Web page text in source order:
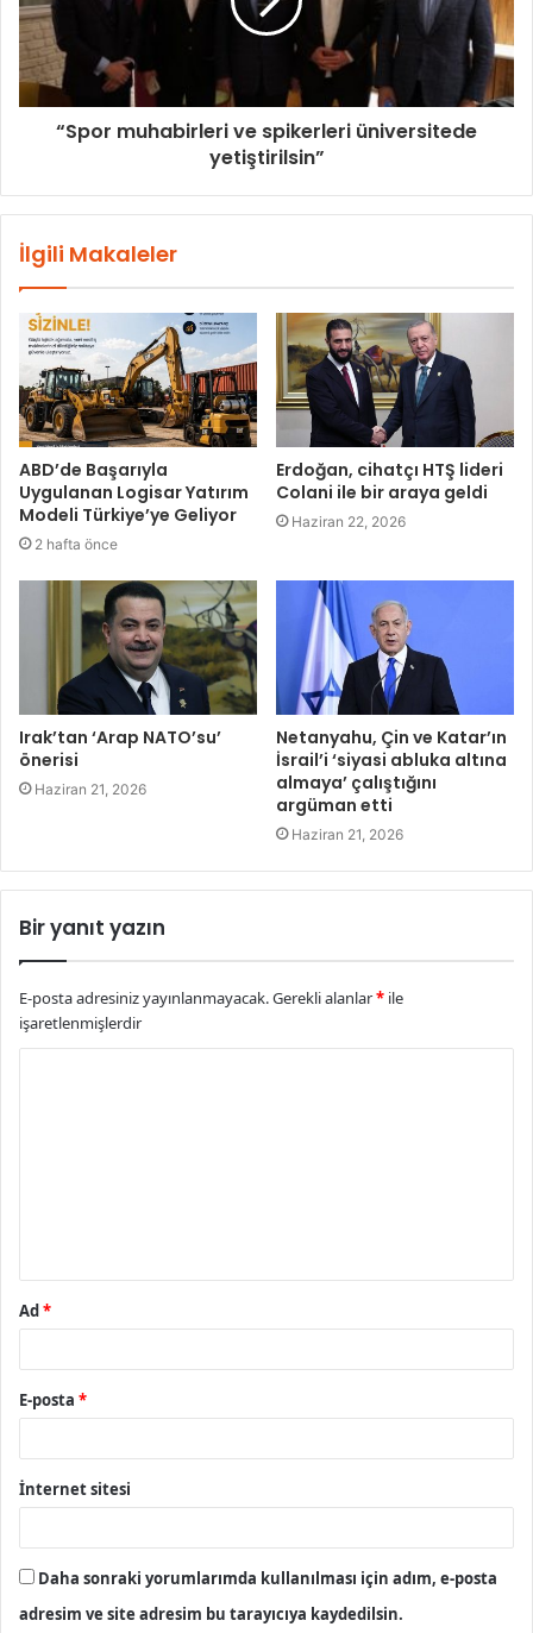
“Spor muhabirleri ve spikerleri üniversitede
yetiştirilsin”
İlgili Makaleler
ABD’de Başarıyla
Uygulanan Logisar Yatırım
Modeli Türkiye’ye Geliyor
2 hafta önce
Erdoğan, cihatçı HTŞ lideri
Colani ile bir araya geldi
Haziran 22, 2026
Irak’tan ‘Arap NATO’su’
önerisi
Haziran 21, 2026
Netanyahu, Çin ve Katar’ın
İsrail’i ‘siyasi abluka altına
almaya’ çalıştığını
argüman etti
Haziran 21, 2026
Bir yanıt yazın
E-posta adresiniz yayınlanmayacak.Gerekli alanlar* ile
işaretlenmişlerdir
Ad*
E-posta *
İnternet sitesi
Daha sonraki yorumlarımda kullanılması için adım, e-posta
adresim ve site adresim bu tarayıcıya kaydedilsin.